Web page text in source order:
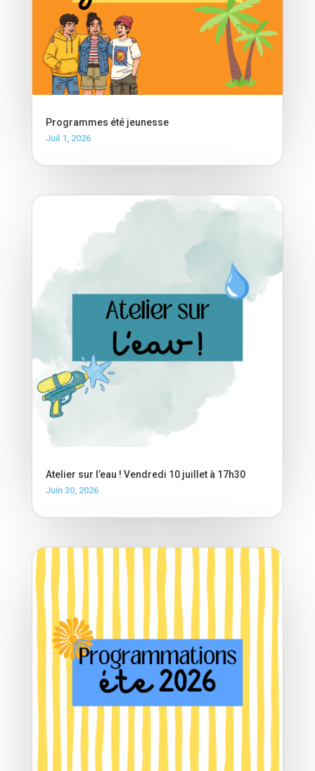
Programmes été jeunesse
Juil 1, 2026
Atelier sur l’eau ! Vendredi 10 juillet à 17h30
Juin 30, 2026